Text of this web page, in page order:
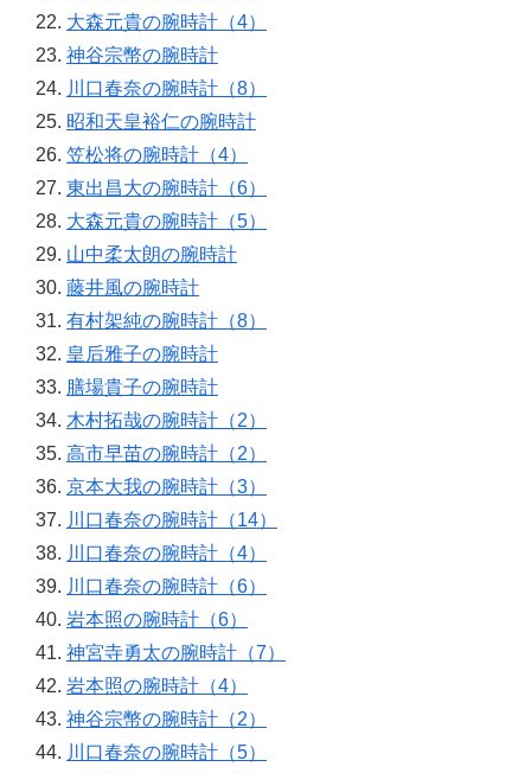
大森元貴の腕時計（4）
神谷宗幣の腕時計
川口春奈の腕時計（8）
昭和天皇裕仁の腕時計
笠松将の腕時計（4）
東出昌大の腕時計（6）
大森元貴の腕時計（5）
山中柔太朗の腕時計
藤井風の腕時計
有村架純の腕時計（8）
皇后雅子の腕時計
膳場貴子の腕時計
木村拓哉の腕時計（2）
高市早苗の腕時計（2）
京本大我の腕時計（3）
川口春奈の腕時計（14）
川口春奈の腕時計（4）
川口春奈の腕時計（6）
岩本照の腕時計（6）
神宮寺勇太の腕時計（7）
岩本照の腕時計（4）
神谷宗幣の腕時計（2）
川口春奈の腕時計（5）